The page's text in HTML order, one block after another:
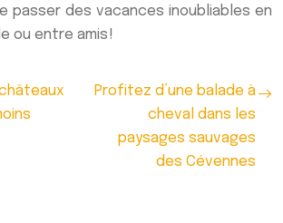
passer des vacances inoubliables en
ou entre amis !
Profitez d’une balade à
cheval dans les
paysages sauvages
des Cévennes